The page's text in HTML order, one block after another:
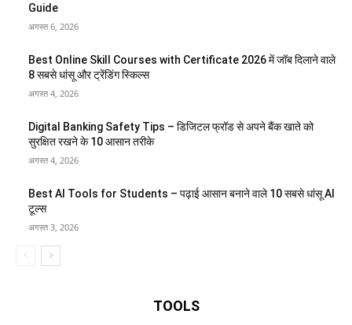
Guide
अगस्त 6, 2026
Best Online Skill Courses with Certificate 2026 में जॉब दिलाने वाले
8 सबसे धांसू और ट्रेंडिंग स्किल्स
अगस्त 4, 2026
Digital Banking Safety Tips – डिजिटल फ्रॉड से अपने बैंक खाते को
सुरक्षित रखने के 10 आसान तरीके
अगस्त 4, 2026
Best AI Tools for Students – पढ़ाई आसान बनाने वाले 10 सबसे धांसू AI
टूल्स
अगस्त 3, 2026
TOOLS